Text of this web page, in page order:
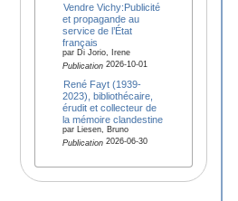
Vendre Vichy:Publicité
et propagande au
service de l’État
français
par Di Jorio, Irene
Publication2026-10-01
René Fayt (1939-
2023), bibliothécaire,
érudit et collecteur de
la mémoire clandestine
par Liesen, Bruno
Publication2026-06-30